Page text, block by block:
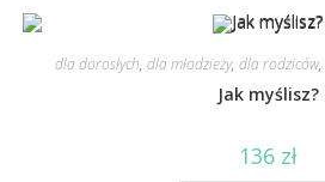
dla dorosłych, dla młodzieży, dla rodziców,
Jak myślisz?
136 zł